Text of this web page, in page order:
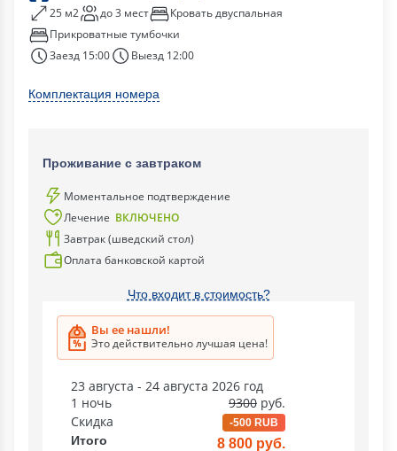
25 м2 до 3 мест
Кровать двуспальная
Прикроватные тумбочки
Заезд 15:00
Выезд 12:00
Комплектация номера
Проживание с завтраком
Моментальное подтверждение
Лечение ВКЛЮЧЕНО
Завтрак (шведский стол)
Оплата банковской картой
Что входит в стоимость?
Вы ее нашли!
Это действительно лучшая цена!
23 августа - 24 августа 2026 год
1 ночь
9300 руб.
Скидка
-500 RUB
Итого 8 800 руб.